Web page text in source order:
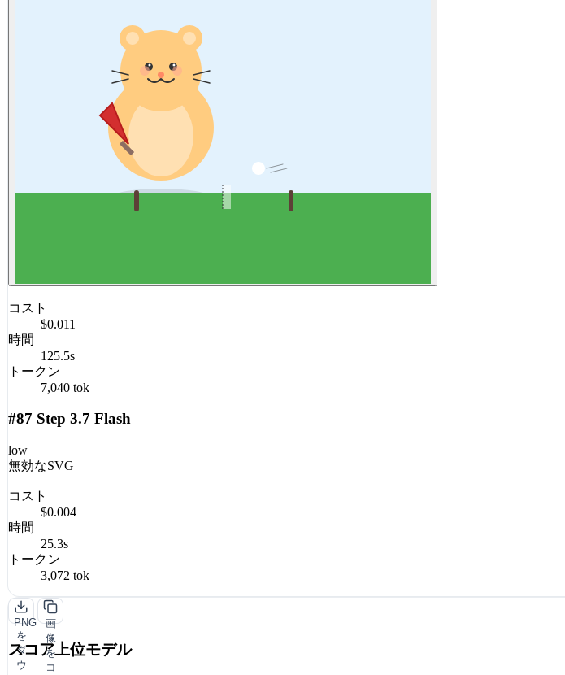
コスト
$0.011
時間
125.5s
トークン
7,040 tok
#87 Step 3.7 Flash
low
無効なSVG
コスト
$0.004
時間
25.3s
トークン
3,072 tok
PNG
を
ダ
ウ
画
像
を
コ
スコア上位モデル